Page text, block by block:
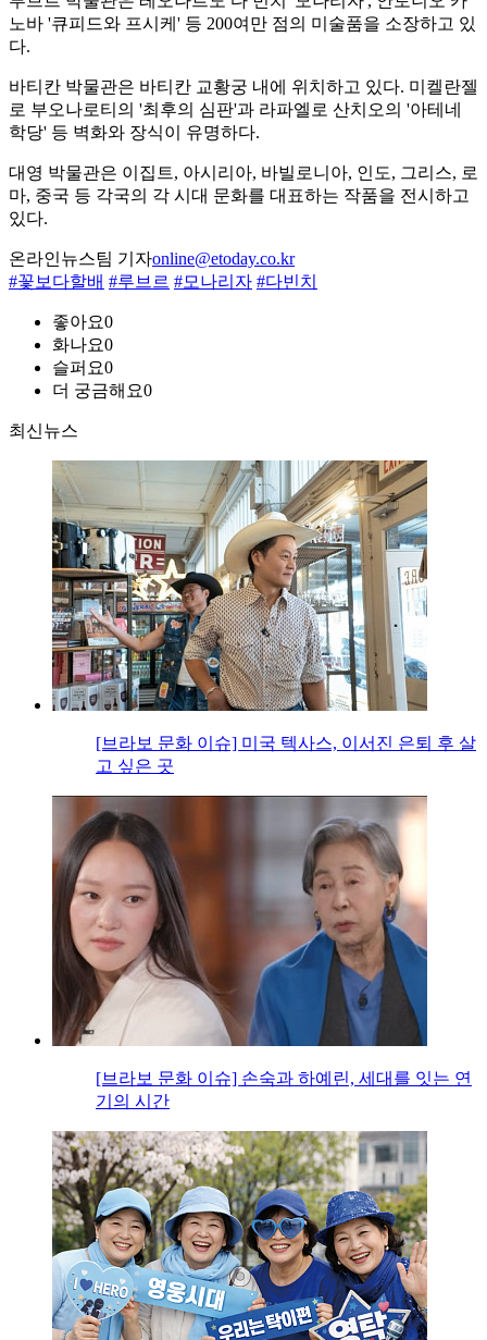
노바 '큐피드와 프시케' 등 200여만 점의 미술품을 소장하고 있
다.
바티칸 박물관은 바티칸 교황궁 내에 위치하고 있다. 미켈란젤
로 부오나로티의 '최후의 심판'과 라파엘로 산치오의 '아테네
학당' 등 벽화와 장식이 유명하다.
대영 박물관은 이집트, 아시리아, 바빌로니아, 인도, 그리스, 로
마, 중국 등 각국의 각 시대 문화를 대표하는 작품을 전시하고
있다.
온라인뉴스팀 기자online@etoday.co.kr
#꽃보다할배 #루브르 #모나리자 #다빈치
좋아요0
화나요0
슬퍼요0
더 궁금해요0
최신뉴스
[브라보 문화 이슈] 미국 텍사스, 이서진 은퇴 후 살
고 싶은 곳
[브라보 문화 이슈] 손숙과 하예린, 세대를 잇는 연
기의 시간